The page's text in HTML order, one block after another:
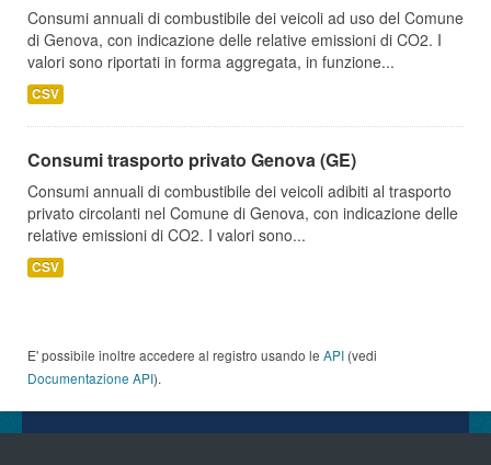
Consumi annuali di combustibile dei veicoli ad uso del Comune
di Genova, con indicazione delle relative emissioni di CO2. I
valori sono riportati in forma aggregata, in funzione...
CSV
Consumi trasporto privato Genova (GE)
Consumi annuali di combustibile dei veicoli adibiti al trasporto
privato circolanti nel Comune di Genova, con indicazione delle
relative emissioni di CO2. I valori sono...
CSV
E' possibile inoltre accedere al registro usando le API (vedi
Documentazione API).